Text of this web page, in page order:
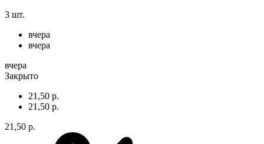
3 шт.
вчера
вчера
вчера
Закрыто
21,50 р.
21,50 р.
21,50 р.